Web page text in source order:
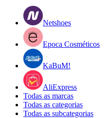
Netshoes
Epoca Cosméticos
KaBuM!
AliExpress
Todas as marcas
Todas as categorias
Todas as subcategorias